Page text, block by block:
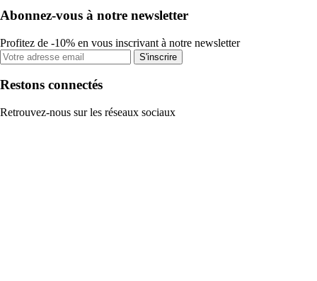
Abonnez-vous à notre newsletter
Profitez de -10% en vous inscrivant à notre newsletter
S'inscrire
Restons connectés
Retrouvez-nous sur les réseaux sociaux